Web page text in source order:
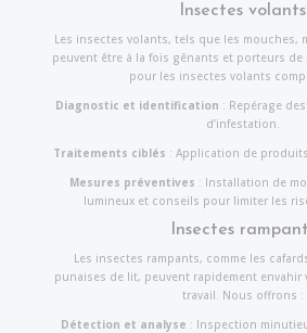
Insectes volants
Les insectes volants, tels que les mouches,
peuvent être à la fois gênants et porteurs de
pour les insectes volants
Diagnostic et identification : Repérage
d’infestation.
Traitements ciblés : Application de
Mesures préventives : Installation de
lumineux et conseils pour limiter les
Insectes
Les insectes rampants, comme les
punaises de lit, peuvent rapidement envahir
travail. Nous offrons :
Détection et analyse : Inspection